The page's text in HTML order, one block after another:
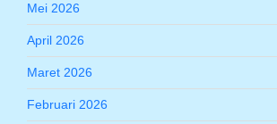
Mei 2026
April 2026
Maret 2026
Februari 2026